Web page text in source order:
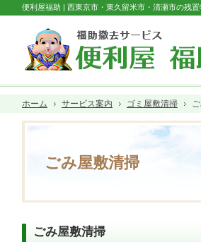
ごみ屋敷清掃
便利屋福助 | 西東京市・東久留米市・清瀬市の残
ごみ屋敷清掃
ホーム サービス案内 ゴミ屋敷清掃